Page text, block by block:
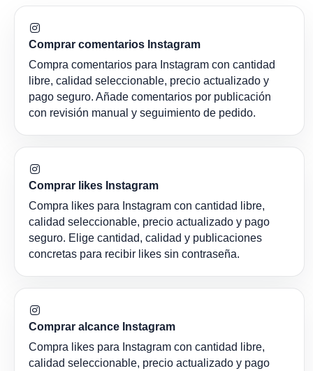
Comprar comentarios Instagram
Compra comentarios para Instagram con cantidad
libre, calidad seleccionable, precio actualizado y
pago seguro. Añade comentarios por publicación
con revisión manual y seguimiento de pedido.
Comprar likes Instagram
Compra likes para Instagram con cantidad libre,
calidad seleccionable, precio actualizado y pago
seguro. Elige cantidad, calidad y publicaciones
concretas para recibir likes sin contraseña.
Comprar alcance Instagram
Compra likes para Instagram con cantidad libre,
calidad seleccionable, precio actualizado y pago